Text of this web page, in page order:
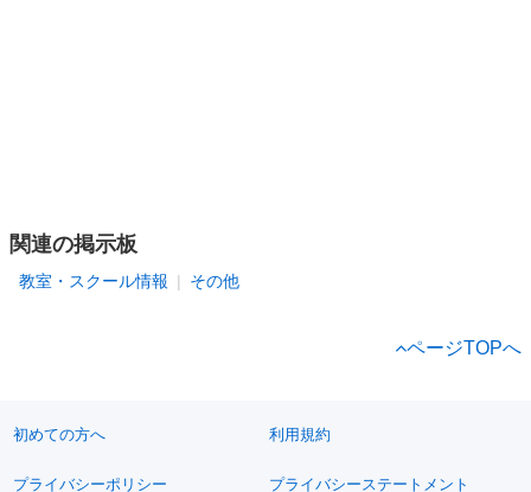
関連の掲示板
教室・スクール情報 その他
ページTOPへ
初めての方へ 利用規約
プライバシーポリシー プライバシーステートメント